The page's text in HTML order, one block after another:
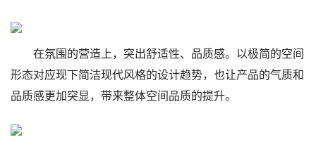
在氛围的营造上，突出舒适性、品质感。以极简的空间
形态对应现下简洁现代风格的设计趋势，也让产品的气质和
品质感更加突显，带来整体空间品质的提升。